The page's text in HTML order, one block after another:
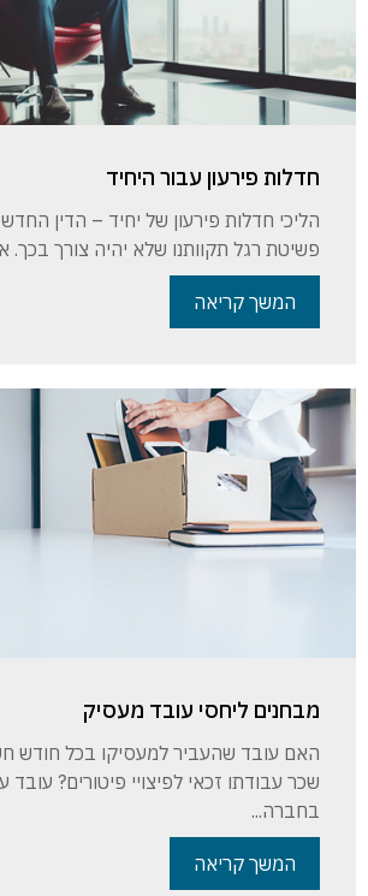
חדלות פירעון עבור היחיד
הליכי חדלות פירעון של יחיד – הדין
פשיטת רגל תקוותנו שלא יהיה צורך בכך.
המשך קריאה
מבחנים ליחסי עובד מעסיק
האם עובד שהעביר למעסיקו בכל חודש
בחברה...
המשך קריאה